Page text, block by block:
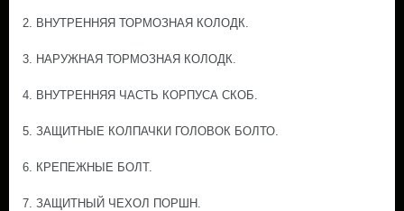
2. ВНУТРЕННЯЯ ТОРМОЗНАЯ КОЛОДК.
3. НАРУЖНАЯ ТОРМОЗНАЯ КОЛОДК.
4. ВНУТРЕННЯЯ ЧАСТЬ КОРПУСА СКОБ.
5. ЗАЩИТНЫЕ КОЛПАЧКИ ГОЛОВОК БОЛТО.
6. КРЕПЕЖНЫЕ БОЛТ.
7. ЗАЩИТНЫЙ ЧЕХОЛ ПОРШН.